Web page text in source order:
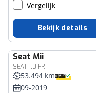
Vergelijk
Bekijk details
Seat Mii
SEAT 1.0 FR
53.494 km
09-2019